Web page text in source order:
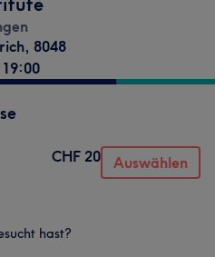
, 8048
CHF 20 Auswählen
hast?